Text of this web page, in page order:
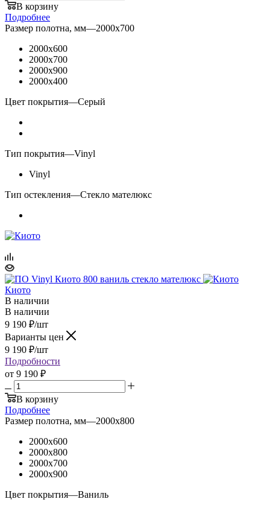
В корзину
Подробнее
Размер полотна, мм—2000x700
2000x600
2000x700
2000x900
2000x400
Цвет покрытия—Серый
Тип покрытия—Vinyl
Vinyl
Тип остекления—Стекло мателюкс
Киото
В наличии
В наличии
9 190 ₽/шт
Варианты цен
9 190 ₽/шт
Подробности
от 9 190 ₽
В корзину
Подробнее
Размер полотна, мм—2000x800
2000x600
2000x800
2000x700
2000x900
Цвет покрытия—Ваниль